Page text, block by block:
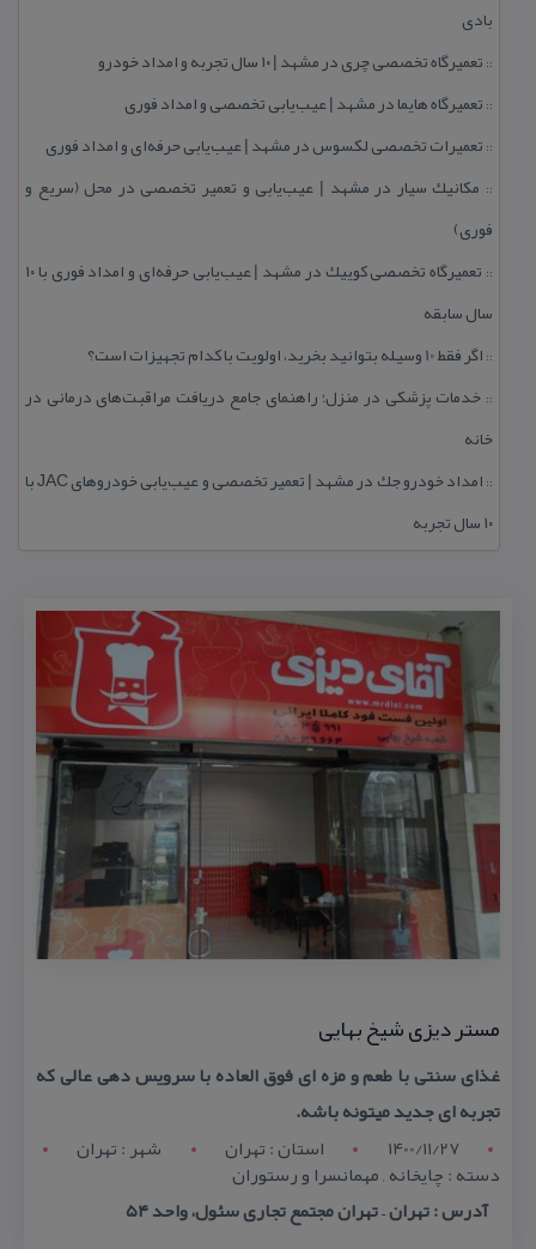
بادی
:: تعمیرگاه تخصصی چری در مشهد | ۱۰ سال تجربه و امداد خودرو
:: تعمیرگاه هایما در مشهد | عیب‌یابی تخصصی و امداد فوری
:: تعمیرات تخصصی لكسوس در مشهد | عیب‌یابی حرفه‌ای و امداد فوری
:: مكانیك سیار در مشهد | عیب‌یابی و تعمیر تخصصی در محل (سریع و
فوری)
::
تعمیرگاه تخصصی كوییك در مشهد | عیب‌یابی حرفه‌ای و امداد فوری با ۱۰
سال سابقه
:: اگر فقط 10 وسیله بتوانید بخرید، اولویت با كدام تجهیزات است؟
:: خدمات پزشكی در منزل؛ راهنمای جامع دریافت مراقبت‌های درمانی در
خانه
::
امداد خودرو جك در مشهد | تعمیر تخصصی و عیب‌یابی خودروهای JAC با
۱۰ سال تجربه
مستر دیزی شیخ بهایی
غذای سنتی با طعم و مزه ای فوق العاده با سرویس دهی عالی كه
تجربه ای جدید میتونه باشه.
1400/11/27
استان : تهران شهر : تهران
دسته : چایخانه , مهمانسرا و رستوران
آدرس : تهران – تهران مجتمع تجاری سئول، واحد ۵۴